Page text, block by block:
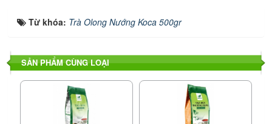
Từ khóa: Trà Olong Nướng Koca 500gr
SẢN PHẨM CÙNG LOẠI